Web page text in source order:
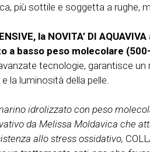
più sottile e soggetta a rughe,
la NOVITA’ DI
a basso peso molecolare
tecnologie, garantisce
la luminosità della pelle.
idrolizzato con peso
da Melissa Moldavica che
allo stress ossidativo,